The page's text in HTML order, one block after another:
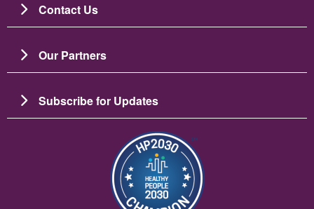
Contact Us
Our Partners
Subscribe for Updates
Зображення